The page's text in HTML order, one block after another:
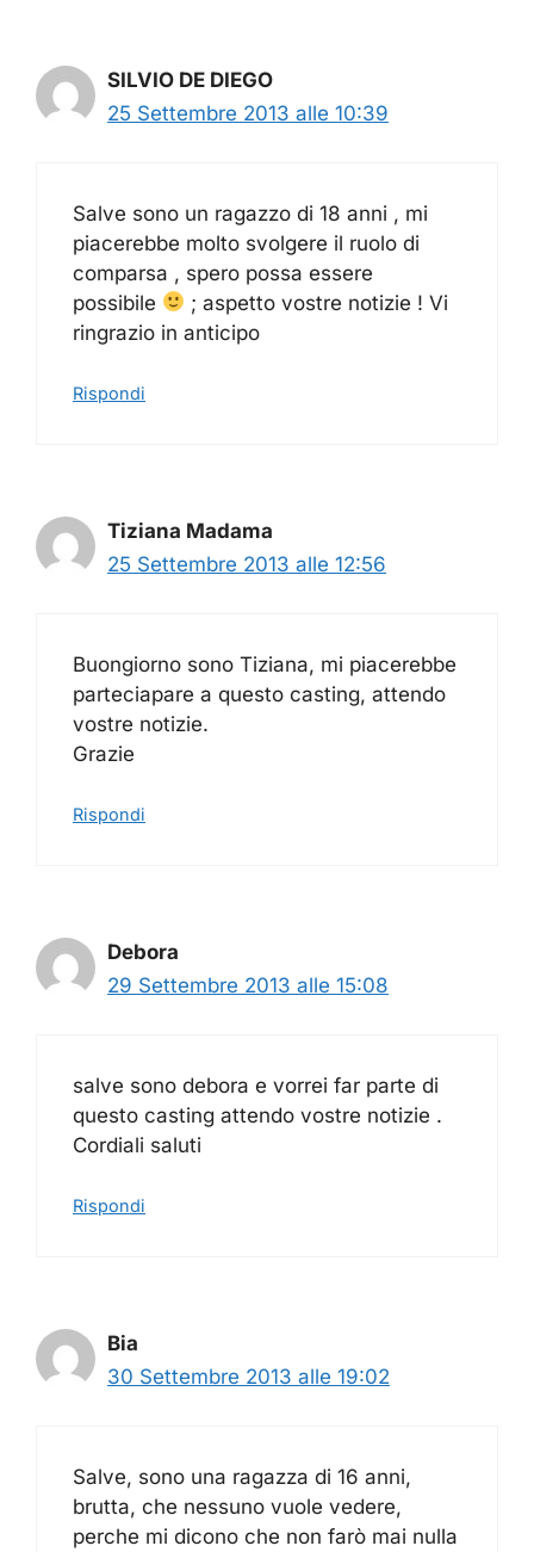
SILVIO DE DIEGO
25 Settembre 2013 alle 10:39
Salve sono un ragazzo di 18 anni , mi
piacerebbe molto svolgere il ruolo di
comparsa , spero possa essere
possibile
; aspetto vostre notizie ! Vi
ringrazio in anticipo
Rispondi
Tiziana Madama
25 Settembre 2013 alle 12:56
Buongiorno sono Tiziana, mi piacerebbe
parteciapare a questo casting, attendo
vostre notizie.
Grazie
Rispondi
Debora
29 Settembre 2013 alle 15:08
salve sono debora e vorrei far parte di
questo casting attendo vostre notizie .
Cordiali saluti
Rispondi
Bia
30 Settembre 2013 alle 19:02
Salve, sono una ragazza di 16 anni,
brutta, che nessuno vuole vedere,
perche mi dicono che non farò mai nulla